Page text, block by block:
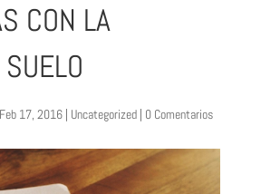
CON LA
17, 2016 | Uncategorized| 0 Comentarios